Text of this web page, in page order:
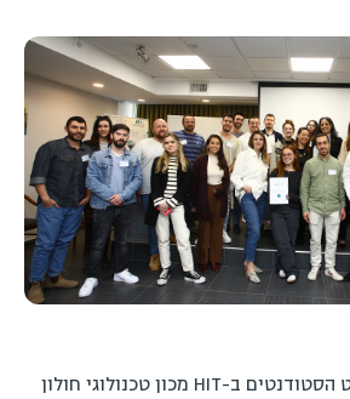
בתאריך 7.3 צוות דקנט הסטודנטים ב-HIT מכון טכנולוגי חולון